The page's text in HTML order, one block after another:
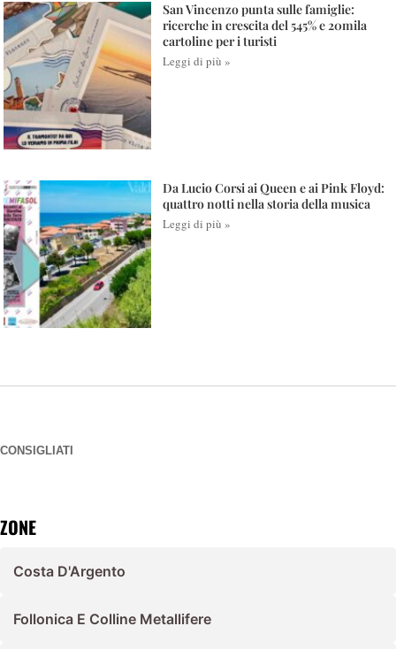
San Vincenzo punta sulle famiglie:
ricerche in crescita del 545% e 20mila
cartoline per i turisti
Leggi di più »
Da Lucio Corsi ai Queen e ai Pink Floyd:
quattro notti nella storia della musica
Leggi di più »
CONSIGLIATI
ZONE
Costa D'Argento
Follonica E Colline Metallifere